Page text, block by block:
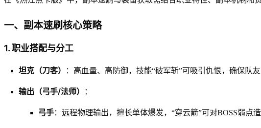
一、副本速刷核心策略
1. 职业搭配与分工
坦克（刀客） ：高血量、高防御，技能“破军斩”可吸引仇恨，确保队
输出（弓手/法师） ：
弓手：远程物理输出，擅长单体爆发，“穿云箭”可对BOSS弱点造